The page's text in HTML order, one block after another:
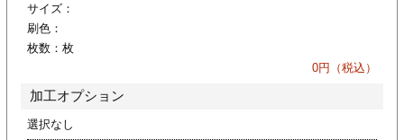
リーブ
サイズ：
刷色：
枚数： 枚
0円（税込）
加工オプション
選択なし